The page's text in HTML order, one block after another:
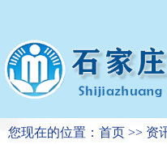
您现在的位置：首页 >> 资